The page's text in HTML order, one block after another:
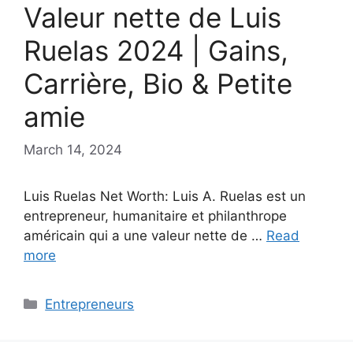
Valeur nette de Luis
Ruelas 2024 | Gains,
Carrière, Bio & Petite
amie
March 14, 2024
Luis Ruelas Net Worth: Luis A. Ruelas est un
entrepreneur, humanitaire et philanthrope
américain qui a une valeur nette de … Read
more
Categories
Entrepreneurs